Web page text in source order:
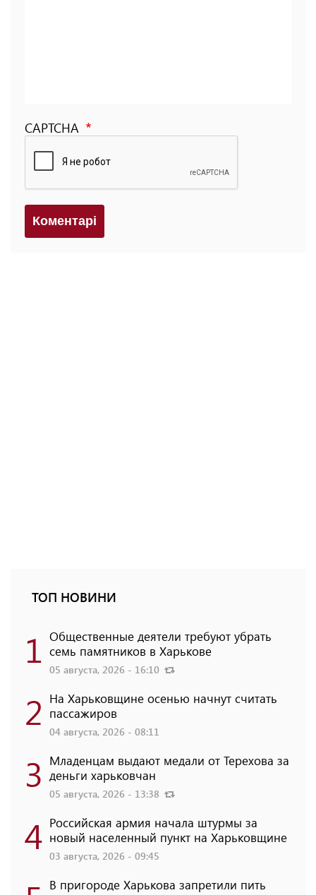
CAPTCHA
Коментарi
ТОП НОВИНИ
1 Общественные деятели требуют убрать
семь памятников в Харькове
05 августа, 2026 - 16:10
2 На Харьковщине осенью начнут считать
пассажиров
04 августа, 2026 - 08:11
3 Младенцам выдают медали от Терехова за
деньги харьковчан
05 августа, 2026 - 13:38
4 Российская армия начала штурмы за
новый населенный пункт на Харьковщине
03 августа, 2026 - 09:45
В пригороде Харькова запретили пить